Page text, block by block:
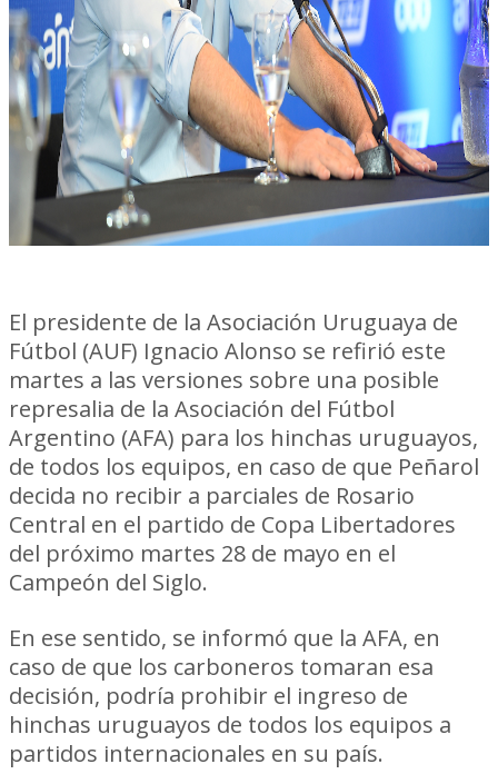
El presidente de la Asociación Uruguaya de
Fútbol (AUF) Ignacio Alonso se refirió este
martes a las versiones sobre una posible
represalia de la Asociación del Fútbol
Argentino (AFA) para los hinchas uruguayos,
de todos los equipos, en caso de que Peñarol
decida no recibir a parciales de Rosario
Central en el partido de Copa Libertadores
del próximo martes 28 de mayo en el
Campeón del Siglo.
En ese sentido, se informó que la AFA, en
caso de que los carboneros tomaran esa
decisión, podría prohibir el ingreso de
hinchas uruguayos de todos los equipos a
partidos internacionales en su país.